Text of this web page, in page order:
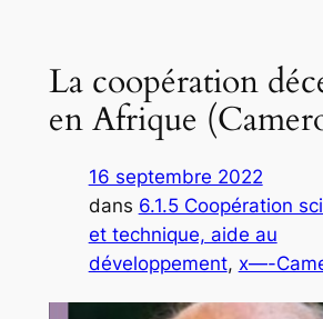
La coopération
en Afrique
16 septembre 2022
dans 6.1.5 Coopération
et technique, aide au
développement, x—-